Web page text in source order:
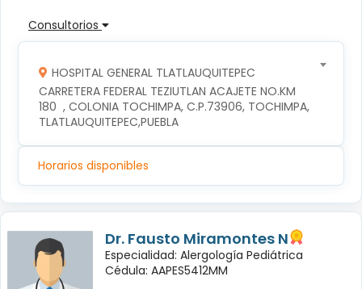
Consultorios
HOSPITAL GENERAL TLATLAUQUITEPEC
CARRETERA FEDERAL TEZIUTLAN ACAJETE NO.KM
180  , COLONIA TOCHIMPA, C.P.73906, TOCHIMPA,
TLATLAUQUITEPEC,PUEBLA
Horarios disponibles
Dr. Fausto Miramontes N
Especialidad: Alergología Pediátrica
Cédula: AAPES5412MM